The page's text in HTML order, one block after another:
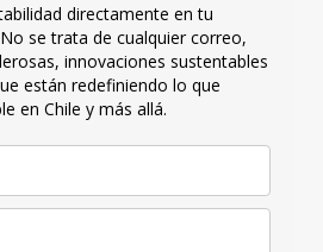
directamente en tu
se trata de cualquier correo,
innovaciones sustentables
están redefiniendo lo que
en Chile y más allá.